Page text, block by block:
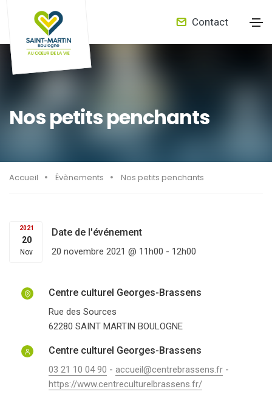
Contact
Nos petits penchants
Accueil Évènements Nos petits penchants
2021
20
Nov
Date de l'événement
20 novembre 2021 @ 11h00 - 12h00
Centre culturel Georges-Brassens
Rue des Sources
62280 SAINT MARTIN BOULOGNE
Centre culturel Georges-Brassens
03 21 10 04 90 - accueil@centrebrassens.fr -
https://www.centreculturelbrassens.fr/